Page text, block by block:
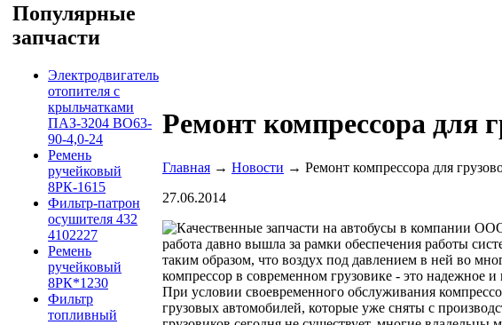
Популярные
запчасти
Электродвигатель
отопителя с
крыльчатками
ПАЗ-3204 ВО63-
90-4,0-24
Ремень
ручейковый
8РК-1615
Фильтр-патрон
осушителя 432
4102227
Ремень
ручейковый
8РК*1230
Фильтр
топливный
Ремонт компрессора для
Главная → Новости → Ремонт компрессора для
27.06.2014
работа давно вышла за рамки обеспечения работы
таким образом, что воздух под давлением в ней во
компрессор в современном грузовике - это надежное и
При условии своевременного обслуживания
грузовых автомобилей, которые уже сняты с